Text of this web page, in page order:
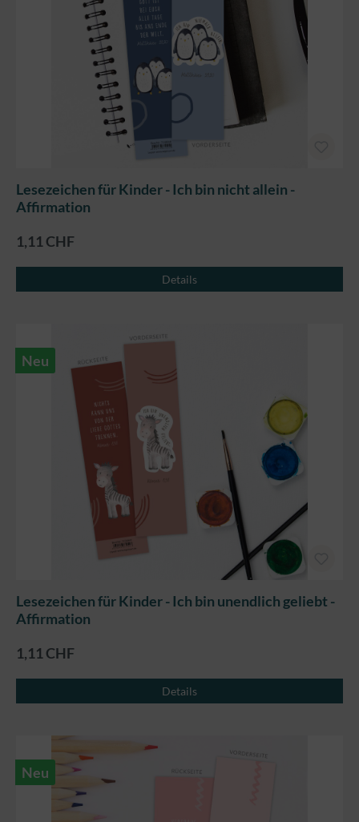
Lesezeichen für Kinder - Ich bin nicht allein -
Affirmation
1,11 CHF
Details
Neu
Lesezeichen für Kinder - Ich bin unendlich geliebt -
Affirmation
1,11 CHF
Details
Neu